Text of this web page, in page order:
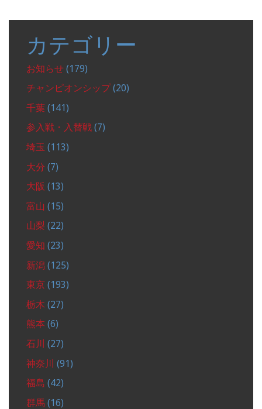
カテゴリー
お知らせ (179)
チャンピオンシップ(20)
千葉 (141)
参入戦・入替戦 (7)
埼玉 (113)
大分 (7)
大阪 (13)
富山 (15)
山梨 (22)
愛知 (23)
新潟 (125)
東京 (193)
栃木 (27)
熊本 (6)
石川 (27)
神奈川 (91)
福島 (42)
群馬 (16)